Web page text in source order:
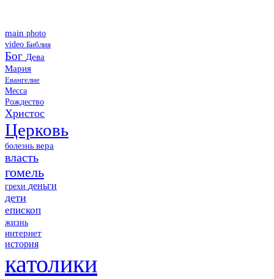
main photo
video Библия
Бог Дева
Мария
Евангелие
Месса
Рождество
Христос
Церковь
болезнь вера
власть
гомель
грехи деньги
дети
епископ
жизнь
интернет
история
католики